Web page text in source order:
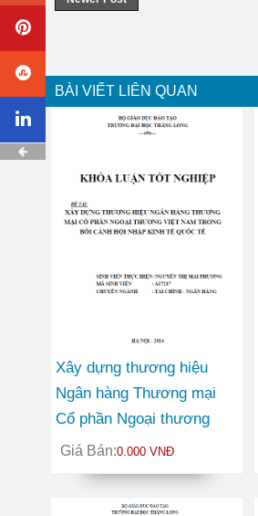
BÀI VIẾT LIÊN QUAN
Xây dựng thương hiệu
Ngân hàng Thương mại
Cổ phần Ngoại thương
Việt Nam trong bối cảnh
hội nhập kinh tế quốc tế
Giá Bán:0.000 VNĐ